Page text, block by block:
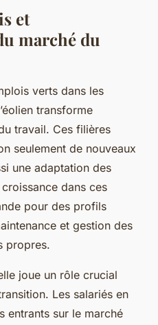
et
marché du
verts dans les
transforme
travail. Ces filières
seulement de nouveaux
une adaptation des
dans ces
pour des profils
et gestion des
propres.
joue un rôle crucial
Les salariés en
entrants sur le marché